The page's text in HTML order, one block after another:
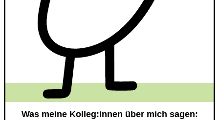
Was meine Kolleg:innen über mich sagen: